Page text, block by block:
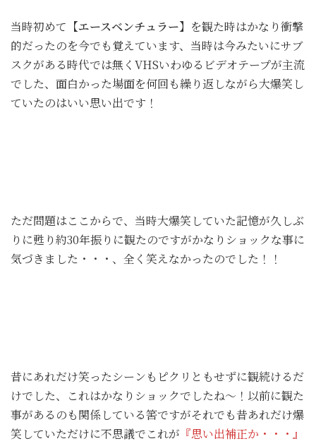
当時初めて 【エースベンチュラー】 を観た時はかなり衝撃
的だったのを今でも覚えています、当時は今みたいにサブ
スクがある時代では無くVHSいわゆるビデオテープが主流
でした、面白かった場面を何回も繰り返しながら大爆笑し
ていたのはいい思い出です！
ただ問題はここからで、当時大爆笑していた記憶が久しぶ
りに甦り約30年振りに観たのですがかなりショックな事に
気づきました・・・、全く笑えなかったのでした！！
昔にあれだけ笑ったシーンもピクリともせずに観続けるだ
けでした、これはかなりショックでしたね～！以前に観た
事があるのも関係している筈ですがそれでも昔あれだけ爆
笑していただけに不思議でこれが 『思い出補正か・・・』